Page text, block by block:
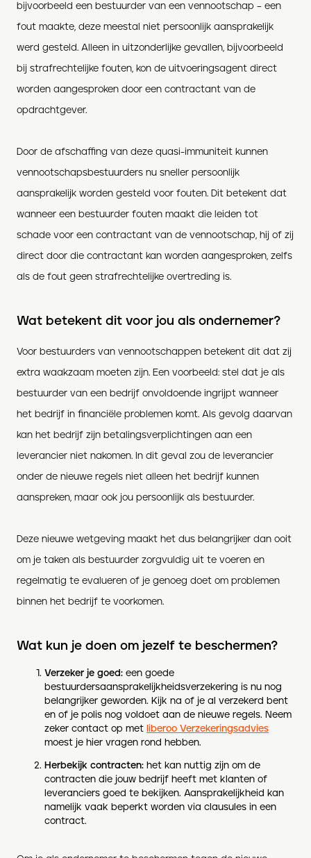
bijvoorbeeld een bestuurder van een vennootschap – een
fout maakte, deze meestal niet persoonlijk aansprakelijk
werd gesteld. Alleen in uitzonderlijke gevallen, bijvoorbeeld
bij strafrechtelijke fouten, kon de uitvoeringsagent direct
worden aangesproken door een contractant van de
opdrachtgever.
Door de afschaffing van deze quasi-immuniteit kunnen
vennootschapsbestuurders nu sneller persoonlijk
aansprakelijk worden gesteld voor fouten. Dit betekent dat
wanneer een bestuurder fouten maakt die leiden tot
schade voor een contractant van de vennootschap, hij of zij
direct door die contractant kan worden aangesproken, zelfs
als de fout geen strafrechtelijke overtreding is.
Wat betekent dit voor jou als ondernemer?
Voor bestuurders van vennootschappen betekent dit dat zij
extra waakzaam moeten zijn. Een voorbeeld: stel dat je als
bestuurder van een bedrijf onvoldoende ingrijpt wanneer
het bedrijf in financiële problemen komt. Als gevolg daarvan
kan het bedrijf zijn betalingsverplichtingen aan een
leverancier niet nakomen. In dit geval zou de leverancier
onder de nieuwe regels niet alleen het bedrijf kunnen
aanspreken, maar ook jou persoonlijk als bestuurder.
Deze nieuwe wetgeving maakt het dus belangrijker dan ooit
om je taken als bestuurder zorgvuldig uit te voeren en
regelmatig te evalueren of je genoeg doet om problemen
binnen het bedrijf te voorkomen.
Wat kun je doen om jezelf te beschermen?
Verzeker je goed: een goede
bestuurdersaansprakelijkheidsverzekering is nu nog
belangrijker geworden. Kijk na of je al verzekerd bent
en of je polis nog voldoet aan de nieuwe regels. Neem
zeker contact op met liberoo Verzekeringsadvies
moest je hier vragen rond hebben.
Herbekijk contracten: het kan nuttig zijn om de
contracten die jouw bedrijf heeft met klanten of
leveranciers goed te bekijken. Aansprakelijkheid kan
namelijk vaak beperkt worden via clausules in een
contract.